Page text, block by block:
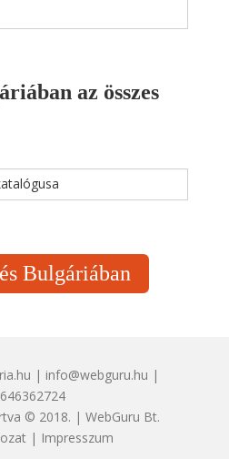
az összes
Bulgáriában
| info@webguru.hu |
© 2018. | WebGuru Bt.
| Impresszum